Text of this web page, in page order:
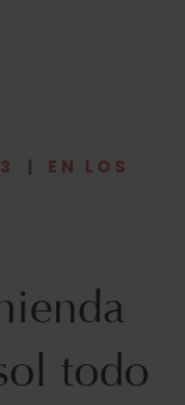
| EN LOS
todo